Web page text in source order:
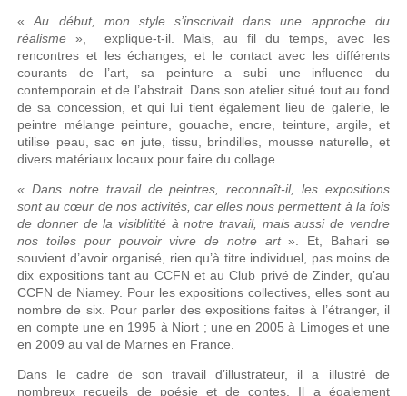
«Au début, mon style s’inscrivait dans une approche du
réalisme », explique-t-il. Mais, au fil du temps, avec les
rencontres et les échanges, et le contact avec les différents
courants de l’art, sa peinture a subi une influence du
contemporain et de l’abstrait. Dans son atelier situé tout au fond
de sa concession, et qui lui tient également lieu de galerie, le
peintre mélange peinture, gouache, encre, teinture, argile, et
utilise peau, sac en jute, tissu, brindilles, mousse naturelle, et
divers matériaux locaux pour faire du collage.
« Dans notre travail de peintres, reconnaît-il, les expositions
sont au cœur de nos activités, car elles nous permettent à la fois
de donner de la visiblitité à notre travail, mais aussi de vendre
nos toiles pour pouvoir vivre de notre art». Et, Bahari se
souvient d’avoir organisé, rien qu’à titre individuel, pas moins de
dix expositions tant au CCFN et au Club privé de Zinder, qu’au
CCFN de Niamey. Pour les expositions collectives, elles sont au
nombre de six. Pour parler des expositions faites à l’étranger, il
en compte une en 1995 à Niort ; une en 2005 à Limoges et une
en 2009 au val de Marnes en France.
Dans le cadre de son travail d’illustrateur, il a illustré de
nombreux recueils de poésie et de contes. Il a également